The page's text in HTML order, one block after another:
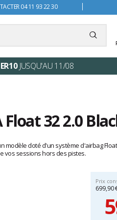
04 11 93 22 30
JUSQU'AU 11/08
Float 32 2.0
modèle doté d'un système d'airbag
vos sessions hors des pistes.
Prix
699,90